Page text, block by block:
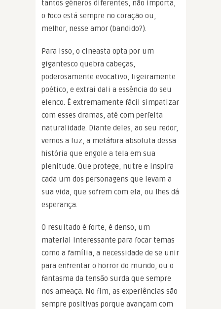
tantos gêneros diferentes, não importa,
o foco está sempre no coração ou,
melhor, nesse amor (bandido?).
Para isso, o cineasta opta por um
gigantesco quebra cabeças,
poderosamente evocativo, ligeiramente
poético, e extrai dali a essência do seu
elenco. É extremamente fácil simpatizar
com esses dramas, até com perfeita
naturalidade. Diante deles, ao seu redor,
vemos a luz, a metáfora absoluta dessa
história que engole a tela em sua
plenitude. Que protege, nutre e inspira
cada um dos personagens que levam a
sua vida, que sofrem com ela, ou lhes dá
esperança.
O resultado é forte, é denso, um
material interessante para focar temas
como a família, a necessidade de se unir
para enfrentar o horror do mundo, ou o
fantasma da tensão surda que sempre
nos ameaça. No fim, as experiências são
sempre positivas porque avançam com